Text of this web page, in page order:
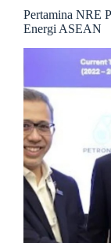
Pertamina NRE
Energi ASEAN